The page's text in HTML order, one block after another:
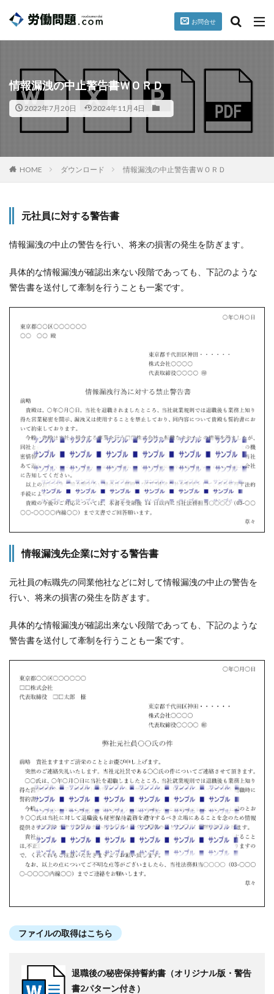
お問合せ
情報漏洩の中止警告書ＷＯＲＤ
2022年7月20日 2024年11月4日
HOME ダウンロード 情報漏洩の中止警告書ＷＯＲＤ
元社員に対する警告書
情報漏洩の中止の警告を行い、将来の損害の発生を防ぎます。
具体的な情報漏洩が確認出来ない段階であっても、下記のような
警告書を送付して牽制を行うことも一案です。
情報漏洩先企業に対する警告書
元社員の転職先の同業他社などに対して情報漏洩の中止の警告を
行い、将来の損害の発生を防ぎます。
具体的な情報漏洩が確認出来ない段階であっても、下記のような
警告書を送付して牽制を行うことも一案です。
ファイルの取得はこちら
退職後の秘密保持誓約書（オリジナル版・警告
書2パターン付き）
台風 就業規則 パワハラ セクハラ 誓約書
カテゴリー
タグ
懲戒 掲載情報 暴行、脅迫
検索